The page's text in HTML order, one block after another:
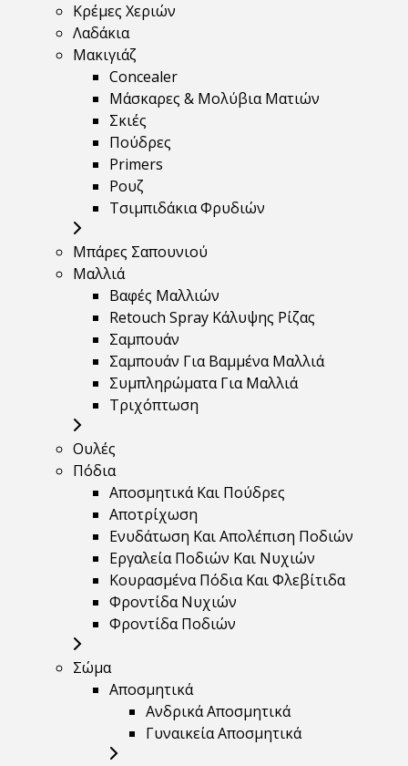
Κρέμες Χεριών
Λαδάκια
Μακιγιάζ
Concealer
Μάσκαρες & Μολύβια Ματιών
Σκιές
Πούδρες
Primers
Ρουζ
Τσιμπιδάκια Φρυδιών
Μπάρες Σαπουνιού
Μαλλιά
Βαφές Μαλλιών
Retouch Spray Κάλυψης Ρίζας
Σαμπουάν
Σαμπουάν Για Βαμμένα Μαλλιά
Συμπληρώματα Για Μαλλιά
Τριχόπτωση
Ουλές
Πόδια
Αποσμητικά Και Πούδρες
Αποτρίχωση
Ενυδάτωση Και Απολέπιση Ποδιών
Εργαλεία Ποδιών Και Νυχιών
Κουρασμένα Πόδια Και Φλεβίτιδα
Φροντίδα Νυχιών
Φροντίδα Ποδιών
Σώμα
Αποσμητικά
Ανδρικά Αποσμητικά
Γυναικεία Αποσμητικά